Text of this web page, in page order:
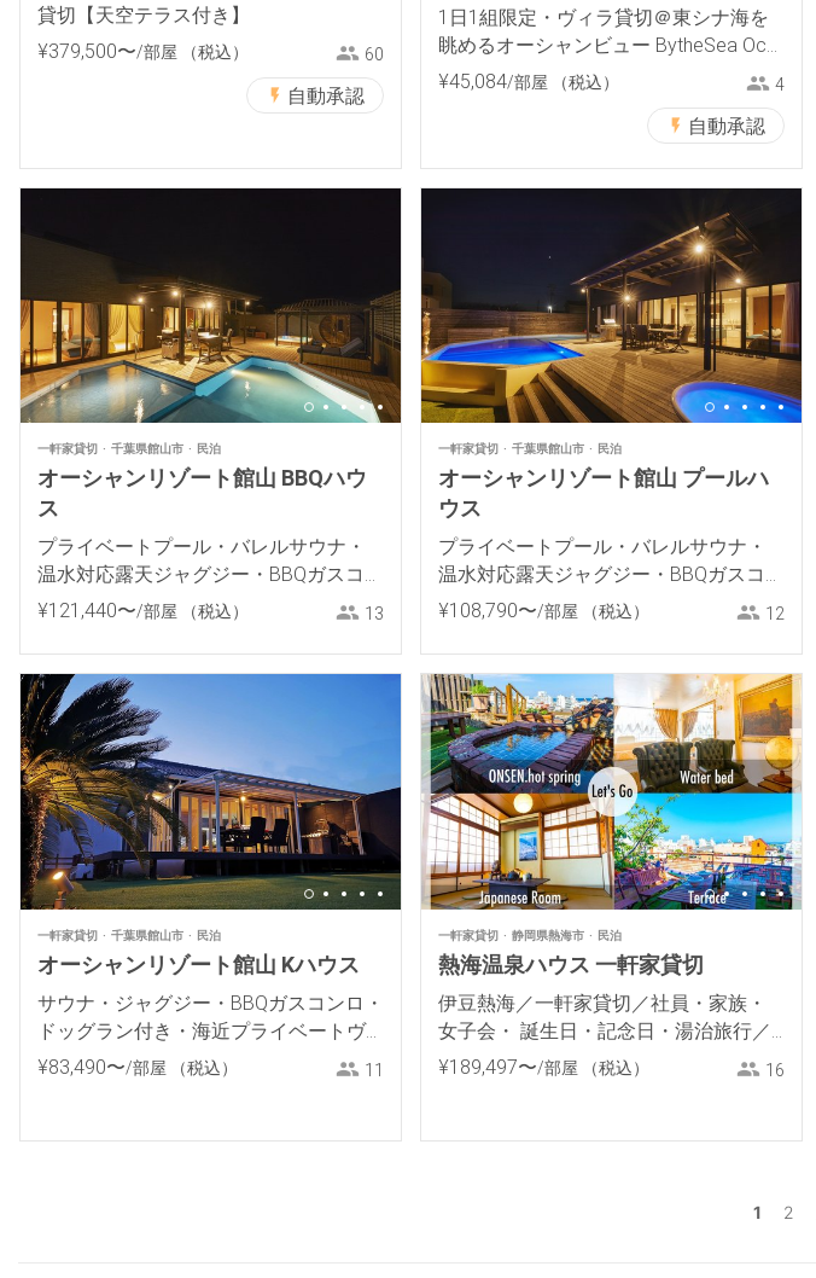
貸切【天空テラス付き】
¥379,500〜/部屋 （税込） 60
自動承認
1日1組限定・ヴィラ貸切＠東シナ海を
眺めるオーシャンビュー BytheSea Oce
anHouse
¥45,084/部屋 （税込） 4
自動承認
一軒家貸切 千葉県館山市 民泊
オーシャンリゾート館山 BBQハウ
ス
プライベートプール・バレルサウナ・
温水対応露天ジャグジー・BBQガスコン
ロ付きプライベートヴィラ
¥121 ,440〜/部屋 （税込） 13
一軒家貸切 千葉県館山市 民泊
オーシャンリゾート館山 プールハ
ウス
プライベートプール・バレルサウナ・
温水対応露天ジャグジー・BBQガスコン
ロ付きプライベートヴィラ
¥108,790〜/部屋 （税込） 12
一軒家貸切 千葉県館山市 民泊
オーシャンリゾート館山 Kハウス
サウナ・ジャグジー・BBQガスコンロ・
ドッグラン付き・海近プライベートヴ
ィラ
¥83,490〜/部屋 （税込） 11
一軒家貸切 静岡県熱海市 民泊
熱海温泉ハウス 一軒家貸切
伊豆熱海／一軒家貸切／社員・家族・
女子会・ 誕生日・記念日・湯治旅行／
温泉露天風呂／海山買物・駅5分
¥189,497〜/部屋 （税込） 16
1 2